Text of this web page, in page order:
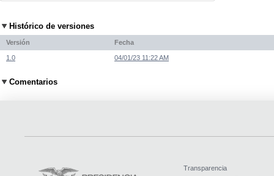
Histórico de versiones
Versión Fecha
1.0 04/01/23 11:22 AM
Comentarios
Transparencia